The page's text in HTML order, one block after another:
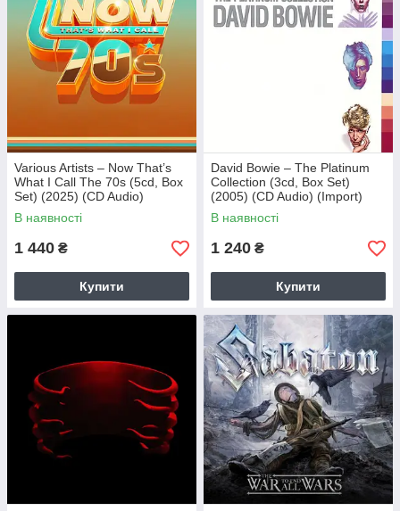
Various Artists – Now That’s
What I Call The 70s (5cd, Box
Set) (2025) (CD Audio)
(Import)
В наявності
1 440 ₴
Купити
David Bowie – The Platinum
Collection (3cd, Box Set)
(2005) (CD Audio) (Import)
В наявності
1 240 ₴
Купити